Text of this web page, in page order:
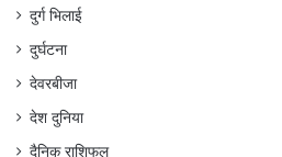
दुर्ग भिलाई
दुर्घटना
देवरबीजा
देश दुनिया
दैनिक राशिफल